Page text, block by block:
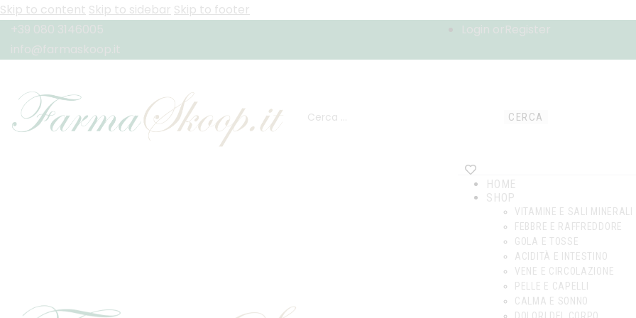
Skip to content Skip to sidebar Skip to footer
HOME
SHOP
VITAMINE E SALI MINERALI
FEBBRE E RAFFREDDORE
GOLA E TOSSE
ACIDITÀ E INTESTINO
VENE E CIRCOLAZIONE
PELLE E CAPELLI
CALMA E SONNO
DOLORI DEL CORPO